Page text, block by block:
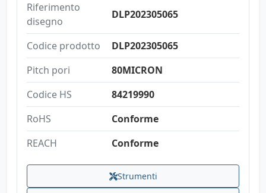
Riferimento
disegno
DLP202305065
Codice prodotto
DLP202305065
Pitch pori
80MICRON
Codice HS
84219990
RoHS
Conforme
REACH
Conforme
Strumenti